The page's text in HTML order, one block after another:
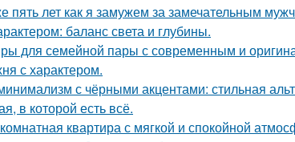
пять лет как я замужем за замечательным
баланс света и глубины.
для семейной пары с современным и
с характером.
с чёрными акцентами: стильная
в которой есть всё.
квартира с мягкой и спокойной